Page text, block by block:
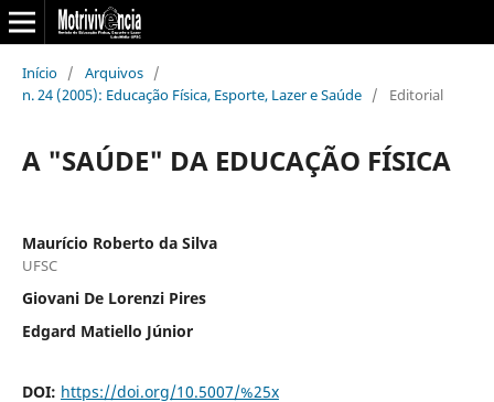
Início / Arquivos /
n. 24 (2005): Educação Física, Esporte, Lazer e Saúde / Editorial
A "SAÚDE" DA EDUCAÇÃO FÍSICA
Maurício Roberto da Silva
UFSC
Giovani De Lorenzi Pires
Edgard Matiello Júnior
DOI: https://doi.org/10.5007/%25x